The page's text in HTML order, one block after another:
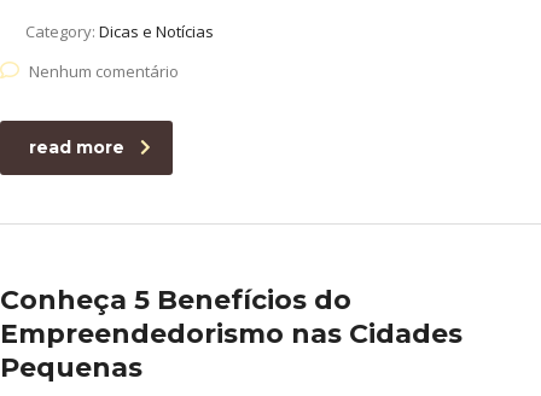
Category: Dicas e Notícias
Nenhum comentário
read more
Conheça 5 Benefícios do
Empreendedorismo nas Cidades
Pequenas